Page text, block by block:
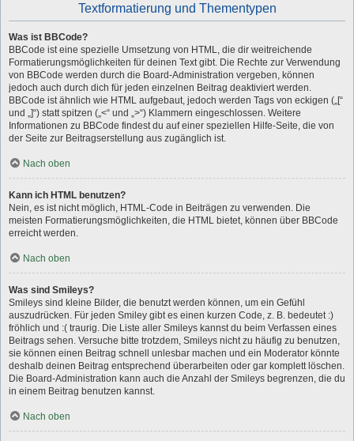
Textformatierung und Thementypen
Was ist BBCode?
BBCode ist eine spezielle Umsetzung von HTML, die dir weitreichende
Formatierungsmöglichkeiten für deinen Text gibt. Die Rechte zur Verwendung
von BBCode werden durch die Board-Administration vergeben, können
jedoch auch durch dich für jeden einzelnen Beitrag deaktiviert werden.
BBCode ist ähnlich wie HTML aufgebaut, jedoch werden Tags von eckigen („[“
und „]“) statt spitzen („<“ und „>“) Klammern eingeschlossen. Weitere
Informationen zu BBCode findest du auf einer speziellen Hilfe-Seite, die von
der Seite zur Beitragserstellung aus zugänglich ist.
Nach oben
Kann ich HTML benutzen?
Nein, es ist nicht möglich, HTML-Code in Beiträgen zu verwenden. Die
meisten Formatierungsmöglichkeiten, die HTML bietet, können über BBCode
erreicht werden.
Nach oben
Was sind Smileys?
Smileys sind kleine Bilder, die benutzt werden können, um ein Gefühl
auszudrücken. Für jeden Smiley gibt es einen kurzen Code, z. B. bedeutet :)
fröhlich und :( traurig. Die Liste aller Smileys kannst du beim Verfassen eines
Beitrags sehen. Versuche bitte trotzdem, Smileys nicht zu häufig zu benutzen,
sie können einen Beitrag schnell unlesbar machen und ein Moderator könnte
deshalb deinen Beitrag entsprechend überarbeiten oder gar komplett löschen.
Die Board-Administration kann auch die Anzahl der Smileys begrenzen, die du
in einem Beitrag benutzen kannst.
Nach oben